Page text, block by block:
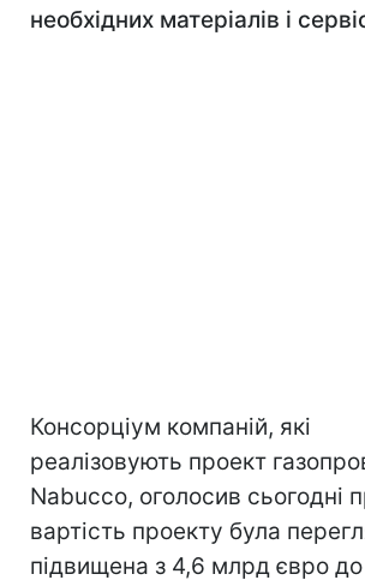
необхідних матеріалів і
Консорціум компаній, які
реалізовують проект
Nabucco, оголосив сьогодні
вартість проекту була
підвищена з 4,6 млрд євро